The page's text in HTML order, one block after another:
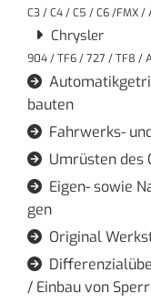
C3 / C4 / C5 / C6 /FMX
Chrysler
904 / TF6 / 727 / TF8 /

bau­ten
 Fahr­werks-
 Um­rüs­ten des
 Ei­gen- sowie
gen
 Ori­gi­nal

/ Ein­bau von